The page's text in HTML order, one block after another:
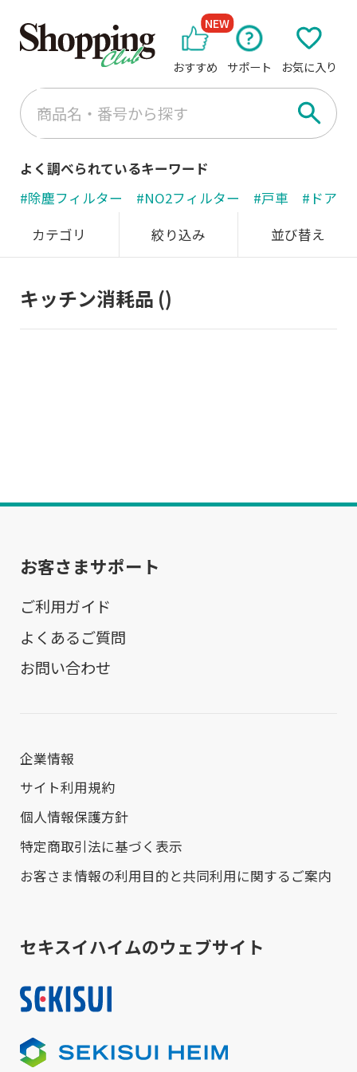
おすすめ
NEW
サポート お気に入り
よく調べられているキーワード
#除塵フィルター
#NO2フィルター #戸車
#ドアノ
カテゴリ
絞り込み 並び替え
キッチン消耗品 ()
お客さまサポート
ご利用ガイド
よくあるご質問
お問い合わせ
企業情報
サイト利用規約
個人情報保護方針
特定商取引法に基づく表示
お客さま情報の利用目的と共同利用に関するご案内
セキスイハイムのウェブサイト